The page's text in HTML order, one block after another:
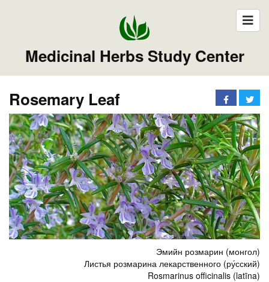
Medicinal Herbs Study Center
Rosemary Leaf
Эмийн розмарин (монгол)
Листья розмарина лекарственного (ру́сский)
Rosmarinus officinalis (latīna)